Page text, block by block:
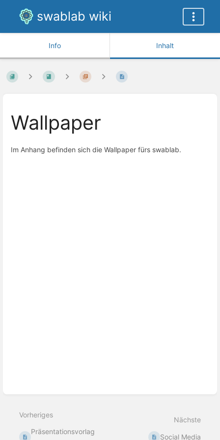
swablab wiki
Info Inhalt
Wallpaper
Im Anhang befinden sich die Wallpaper fürs swablab.
Vorheriges
Präsentationsvorlag
Nächste
Social Media